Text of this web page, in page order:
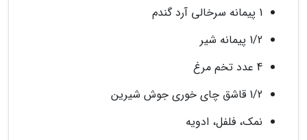
1 پیمانه سرخالی آرد گندم
1/2 پیمانه شیر
4 عدد تخم مرغ
1/2 قاشق چای خوری جوش شیرین
نمک، فلفل، ادویه